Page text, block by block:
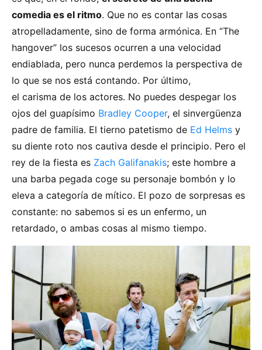
comedia es el ritmo. Que no es contar las cosas
atropelladamente, sino de forma armónica. En “The
hangover” los sucesos ocurren a una velocidad
endiablada, pero nunca perdemos la perspectiva de
lo que se nos está contando. Por último,
el carisma de los actores. No puedes despegar los
ojos del guapísimo Bradley Cooper, el sinvergüenza
padre de familia. El tierno patetismo de Ed Helms y
su diente roto nos cautiva desde el principio. Pero el
rey de la fiesta es Zach Galifanakis; este hombre a
una barba pegada coge su personaje bombón y lo
eleva a categoría de mítico. El pozo de sorpresas es
constante: no sabemos si es un enfermo, un
retardado, o ambas cosas al mismo tiempo.